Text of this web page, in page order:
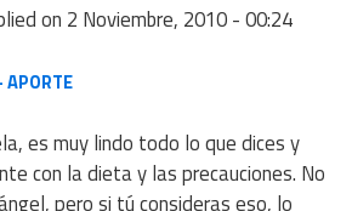
on 2 Noviembre, 2010 - 00:24
APORTE
es muy lindo todo lo que dices y
con la dieta y las precauciones. No
pero si tú consideras eso, lo